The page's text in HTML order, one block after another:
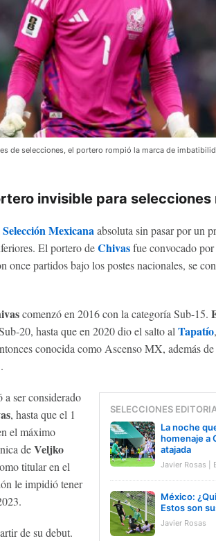
de selecciones, el portero rompió la marca de
invisible para selecciones
Selección Mexicanaabsoluta sin pasar por un
El portero deChivas fue convocado
once partidos bajo los postes nacionales, se
comenzó en 2016 con la categoría Sub-15.
20, hasta que en 2020 dio el salto alTapatío
conocida como Ascenso MX, además
SELECCIONES
La noche
homenaje a
atajada
Javier Rosas |
México:
Estos son
Javier Rosas
a ser considerado
, hasta que el 1
el máximo
deVeljko
titular en el
le impidió tener
de su debut.